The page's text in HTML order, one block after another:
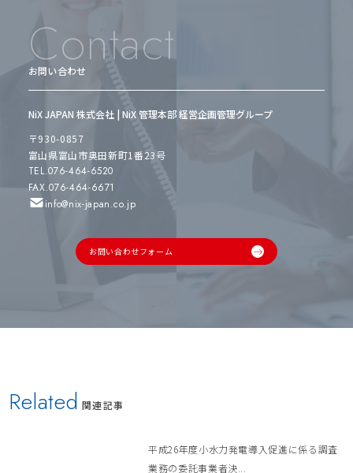
Contact
お問い合わせ
NiX JAPAN 株式会社 | NiX 管理本部 経営企画管理グループ
〒930-0857
富山県富山市奥田新町1番23号
TEL.076-464-6520
FAX.076-464-6671
info@nix-japan.co.jp
お問い合わせフォーム
Related 関連記事
平成26年度小水力発電導入促進に係る調査
業務の委託事業者決...